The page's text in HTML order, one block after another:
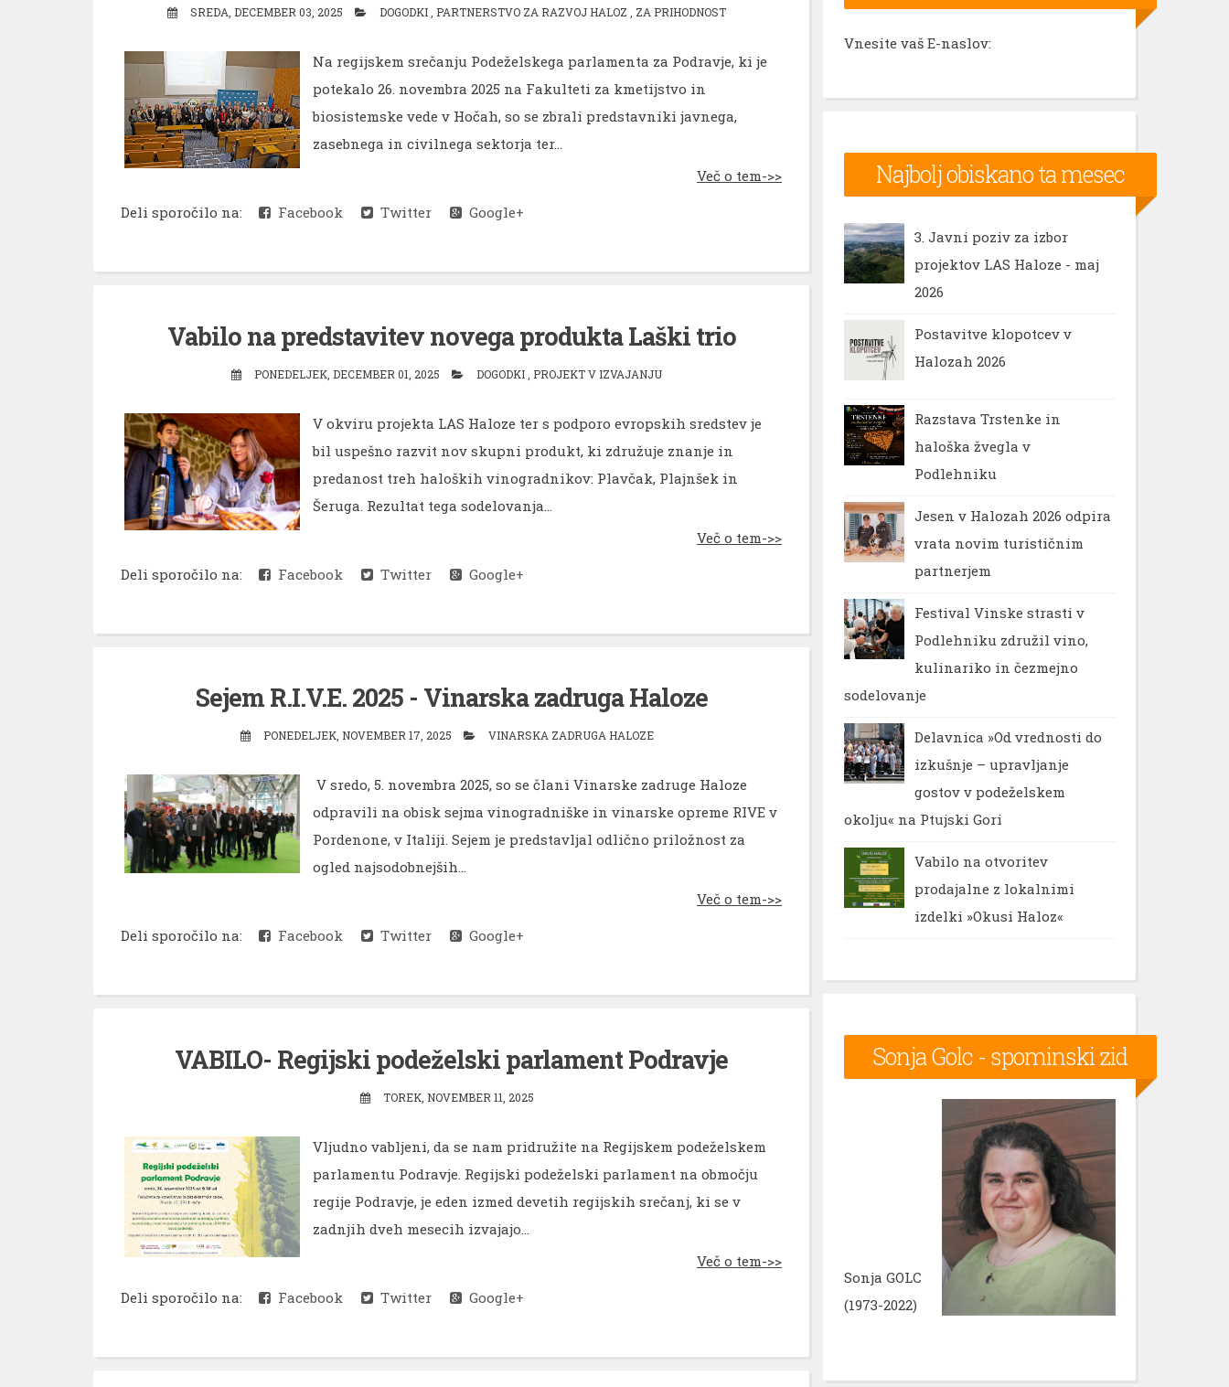
SREDA, DECEMBER 03, 2025 DOGODKI PARTNERSTVO ZA RAZVOJ HALOZ ZA PRIHODNOST
Na regijskem srečanju Podeželskega parlamenta za Podravje, ki je
potekalo 26. novembra 2025 na Fakulteti za kmetijstvo in
biosistemske vede v Hočah, so se zbrali predstavniki javnega,
zasebnega in civilnega sektorja ter...
Več o tem->>
Deli sporočilo na:
Facebook Twitter Google+
Vabilo na predstavitev novega produkta Laški trio
PONEDELJEK, DECEMBER 01, 2025 DOGODKI PROJEKT V IZVAJANJU
V okviru projekta LAS Haloze ter s podporo evropskih sredstev je
bil uspešno razvit nov skupni produkt, ki združuje znanje in
predanost treh haloških vinogradnikov: Plavčak, Plajnšek in
Šeruga. Rezultat tega sodelovanja...
Več o tem->>
Deli sporočilo na:
Facebook Twitter Google+
Sejem R.I.V.E. 2025 - Vinarska zadruga Haloze
PONEDELJEK, NOVEMBER 17, 2025 VINARSKA ZADRUGA HALOZE
V sredo, 5. novembra 2025, so se člani Vinarske zadruge Haloze
odpravili na obisk sejma vinogradniške in vinarske opreme RIVE v
Pordenone, v Italiji. Sejem je predstavljal odlično priložnost za
ogled najsodobnejših...
Več o tem->>
Deli sporočilo na:
Facebook Twitter Google+
VABILO- Regijski podeželski parlament Podravje
TOREK, NOVEMBER 11, 2025
Vljudno vabljeni, da se nam pridružite na Regijskem podeželskem
parlamentu Podravje. Regijski podeželski parlament na območju
regije Podravje, je eden izmed devetih regijskih srečanj, ki se v
zadnjih dveh mesecih izvajajo...
Več o tem->>
Deli sporočilo na:
Facebook Twitter Google+
Vnesite vaš E-naslov:
Najbolj obiskano ta mesec
3. Javni poziv za izbor
projektov LAS Haloze - maj
2026
Postavitve klopotcev v
Halozah 2026
Razstava Trstenke in
haloška žvegla v
Podlehniku
Jesen v Halozah 2026 odpira
vrata novim turističnim
partnerjem
Festival Vinske strasti v
Podlehniku združil vino,
kulinariko in čezmejno
sodelovanje
Delavnica »Od vrednosti do
izkušnje – upravljanje
gostov v podeželskem
okolju« na Ptujski Gori
Vabilo na otvoritev
prodajalne z lokalnimi
izdelki »Okusi Haloz«
Sonja Golc - spominski zid
Sonja GOLC
(1973-2022)